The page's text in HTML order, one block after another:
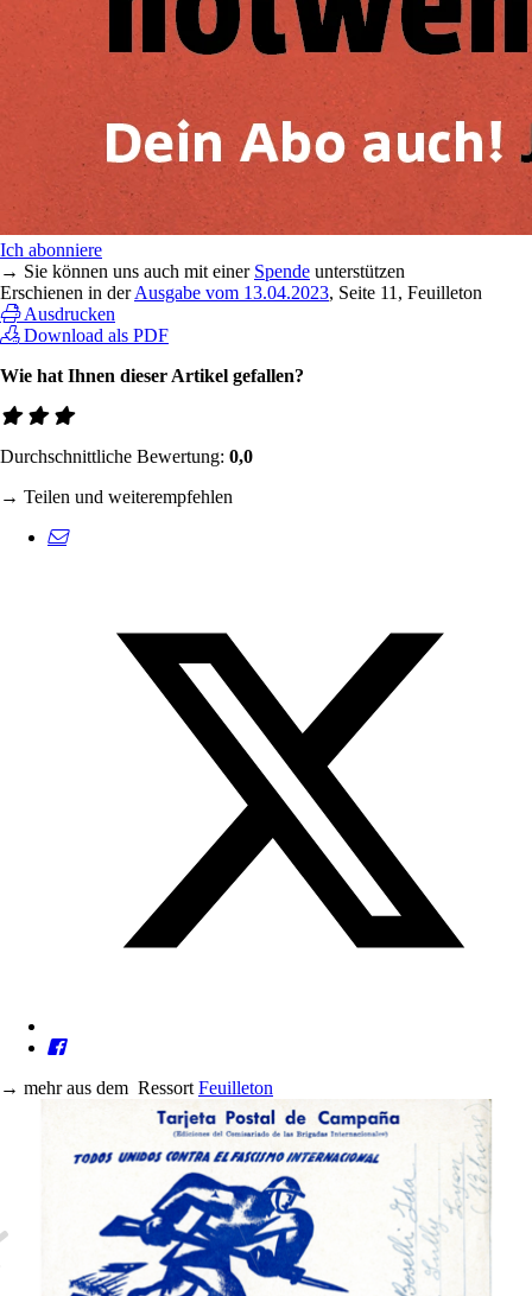
Ich abonniere
→ Sie können uns auch mit einer Spende unterstützen
Erschienen in derAusgabe vom 13.04.2023, Seite 11, Feuilleton
Ausdrucken
Download als PDF
Wie hat Ihnen dieser Artikel gefallen?
Durchschnittliche Bewertung: 0,0
→ Teilen und weiterempfehlen
→ mehr aus dem Ressort Feuilleton